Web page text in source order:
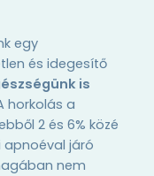
egy
és idegesítő
is
horkolás a
2 és 6% közé
apnoéval járó
nem